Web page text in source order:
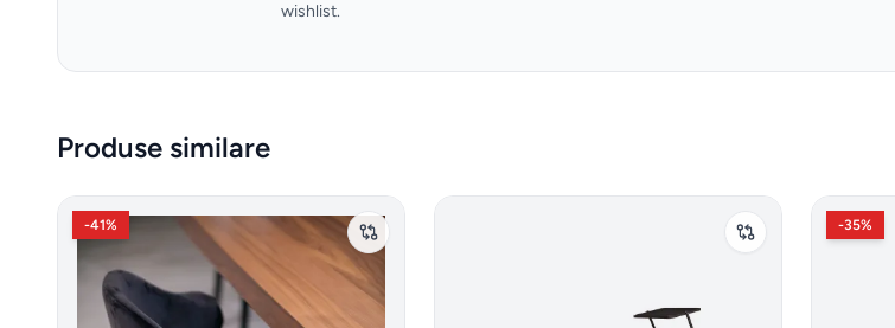
wishlist.
Produse similare
-41% -35%